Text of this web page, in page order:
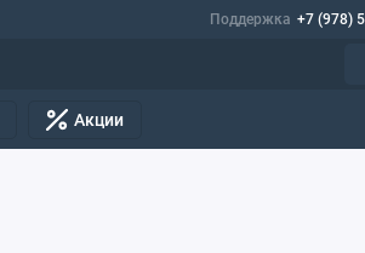
Поддержка +7 (978)
Акции